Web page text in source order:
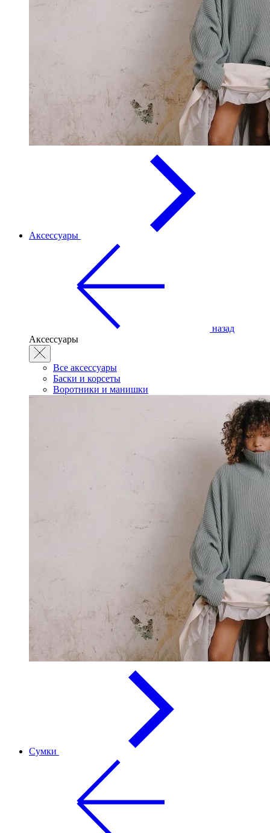
Аксессуары
назад
Аксессуары
Все аксессуары
Баски и корсеты
Воротники и манишки
Сумки